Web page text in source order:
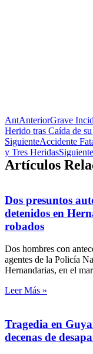
AntAnteriorGrave
Herido tras Caída de
SiguienteAccidente
y Tres HeridasSiguiente
Artículos
Dos presuntos
detenidos en
robados
Dos hombres con
agentes de la Policía
Hernandarias, en el
Leer Más »
Tragedia en
decenas de